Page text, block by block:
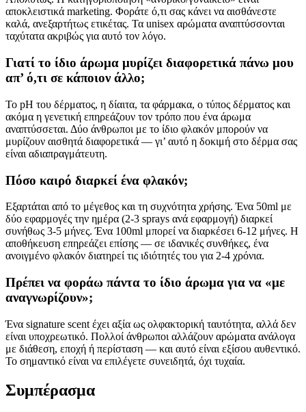
αποκλειστικά marketing. Φοράτε ό,τι σας κάνει να αισθάνεστε
καλά, ανεξαρτήτως ετικέτας. Τα unisex αρώματα αναπτύσσονται
ταχύτατα ακριβώς για αυτό τον λόγο.
Γιατί το ίδιο άρωμα μυρίζει διαφορετικά πάνω μου
απ’ ό,τι σε κάποιον άλλο;
Το pH του δέρματος, η δίαιτα, τα φάρμακα, ο τύπος δέρματος και
ακόμα η γενετική επηρεάζουν τον τρόπο που ένα άρωμα
αναπτύσσεται. Δύο άνθρωποι με το ίδιο φλακόν μπορούν να
μυρίζουν αισθητά διαφορετικά — γι’ αυτό η δοκιμή στο δέρμα σας
είναι αδιαπραγμάτευτη.
Πόσο καιρό διαρκεί ένα φλακόν;
Εξαρτάται από το μέγεθος και τη συχνότητα χρήσης. Ένα 50ml με
δύο εφαρμογές την ημέρα (2-3 sprays ανά εφαρμογή) διαρκεί
συνήθως 3-5 μήνες. Ένα 100ml μπορεί να διαρκέσει 6-12 μήνες. Η
αποθήκευση επηρεάζει επίσης — σε ιδανικές συνθήκες, ένα
ανοιγμένο φλακόν διατηρεί τις ιδιότητές του για 2-4 χρόνια.
Πρέπει να φοράω πάντα το ίδιο άρωμα για να «με
αναγνωρίζουν»;
Ένα signature scent έχει αξία ως ολφακτορική ταυτότητα, αλλά δεν
είναι υποχρεωτικό. Πολλοί άνθρωποι αλλάζουν αρώματα ανάλογα
με διάθεση, εποχή ή περίσταση — και αυτό είναι εξίσου αυθεντικό.
Το σημαντικό είναι να επιλέγετε συνειδητά, όχι τυχαία.
Συμπέρασμα